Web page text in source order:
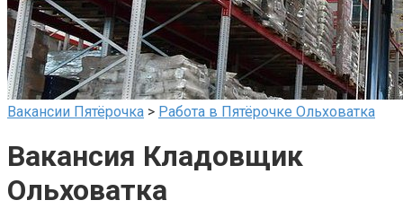
Вакансии Пятёрочка > Работа в Пятёрочке Ольховатка
Вакансия Кладовщик
Ольховатка